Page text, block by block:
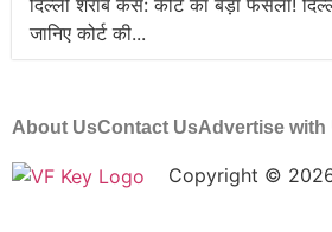
जानिए कोर्ट की...
About UsContact UsAdvertise with
Copyright ©